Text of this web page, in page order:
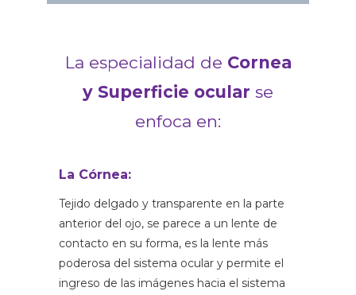
La especialidad de Cornea
y Superficie ocular se
enfoca en:
La Córnea:
Tejido delgado y transparente en la parte
anterior del ojo, se parece a un lente de
contacto en su forma, es la lente más
poderosa del sistema ocular y permite el
ingreso de las imágenes hacia el sistema